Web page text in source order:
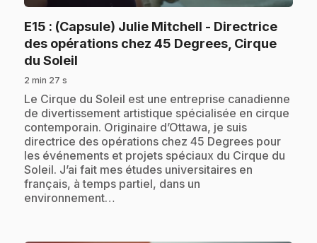
E15 : (Capsule) Julie Mitchell - Directrice
des opérations chez 45 Degrees, Cirque
du Soleil
2 min 27 s
.Le Cirque du Soleil est une entreprise canadienne
de divertissement artistique spécialisée en cirque
contemporain. Originaire d’Ottawa, je suis
directrice des opérations chez 45 Degrees pour
les événements et projets spéciaux du Cirque du
Soleil. J’ai fait mes études universitaires en
français, à temps partiel, dans un
environnement…